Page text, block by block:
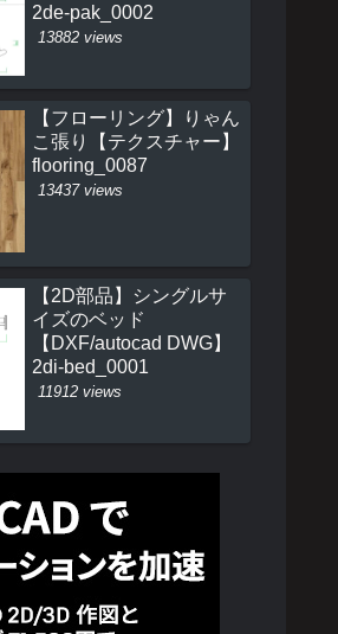
2de-pak_0002
13882 views
【フローリング】りゃん
こ張り【テクスチャー】
flooring_0087
13437 views
【2D部品】シングルサ
イズのベッド
【DXF/autocad DWG】
2di-bed_0001
11912 views